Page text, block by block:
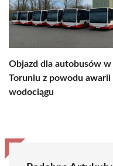
Objazd dla autobusów w
Toruniu z powodu awarii
wodociągu